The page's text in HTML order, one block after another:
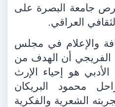
جامعة البصرة على
العراقي.
والإعلام في مجلس
الفريجي أن الهدف من
الأدبي هو إحياء الإرث
محمود البريكان
الشعرية والفكرية